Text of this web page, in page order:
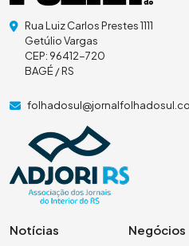
Rua Luiz Carlos Prestes 1111
Getúlio Vargas
CEP: 96412-720
BAGÉ / RS
Notícias Negócios